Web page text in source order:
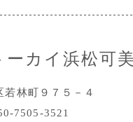
カイ浜松可
林町９７５－４
7505-3521